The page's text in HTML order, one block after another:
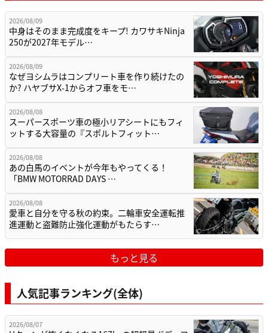
2026/08/09
中身はそのまま完成度をキープ! カワサキNinja
250が2027年モデル…
2026/08/09
なぜヨシムラはコンプリート車を作り続けたの
か? ハヤブサX-1からオフ車をモ…
2026/08/08
スーパースポーツ車の極小リアシートにもフィ
ットする大容量の『スポルトフィット…
2026/08/08
あの白馬のイベントが今年もやってくる！
「BMW MOTORRAD DAYS …
2026/08/08
愛車と自分を守る秋の約束。二輪車安全運転推
進運動と盗難防止強化運動がもたらす…
もっと見る
人気記事ランキング(全体)
2026/08/07